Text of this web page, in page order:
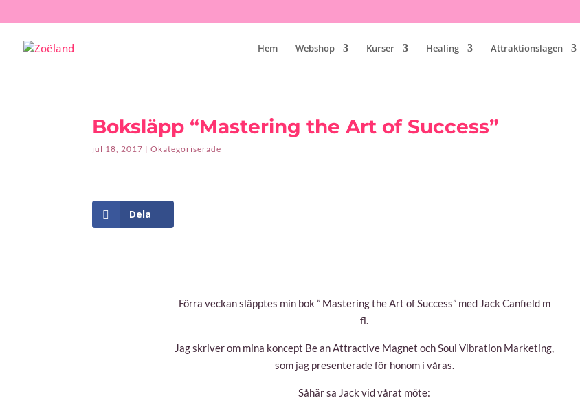
Hem Webshop Kurser Healing Attraktionslagen
Boksläpp “Mastering the Art of Success”
jul 18, 2017 |Okategoriserade
Dela
Förra veckan släpptes min bok ” Mastering the Art of Success” med Jack Canfield m
fl.
Jag skriver om mina koncept Be an Attractive Magnet och Soul Vibration Marketing,
som jag presenterade för honom i våras.
Såhär sa Jack vid vårat möte: